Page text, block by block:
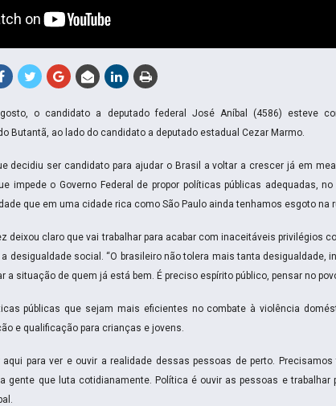
o candidato a deputado federal José Aníbal (4586) esteve
Butantã, ao lado do candidato a deputado estadual Cezar Marmo.
decidiu ser candidato para ajudar o Brasil a voltar a crescer já em
impede o Governo Federal de propor políticas públicas adequadas,
que em uma cidade rica como São Paulo ainda tenhamos esgoto na
deixou claro que vai trabalhar para acabar com inaceitáveis privilégios
desigualdade social. “O brasileiro não tolera mais tanta desigualdade,
a situação de quem já está bem. É preciso espírito público, pensar no
públicas que sejam mais eficientes no combate à violência
e qualificação para crianças e jovens.
aqui para ver e ouvir a realidade dessas pessoas de perto.
gente que luta cotidianamente. Política é ouvir as pessoas e trabalhar